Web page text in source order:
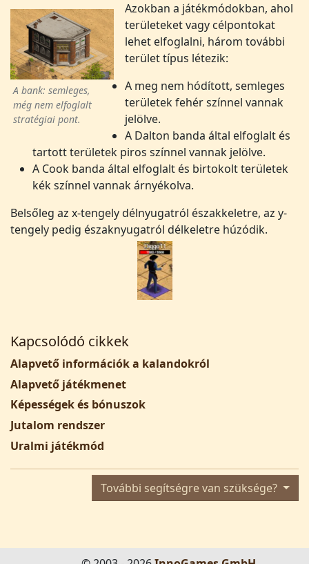
A bank: semleges,
még nem elfoglalt
stratégiai pont.
Azokban a játékmódokban, ahol
területeket vagy célpontokat
lehet elfoglalni, három további
terület típus létezik:
A meg nem hódított, semleges
területek fehér színnel vannak
jelölve.
A Dalton banda által elfoglalt és
tartott területek piros színnel vannak jelölve.
A Cook banda által elfoglalt és birtokolt területek
kék színnel vannak árnyékolva.
Belsőleg az x-tengely délnyugatról északkeletre, az y-
tengely pedig északnyugatról délkeletre húzódik.
Kapcsolódó cikkek
Alapvető információk a kalandokról
Alapvető játékmenet
Képességek és bónuszok
Jutalom rendszer
Uralmi játékmód
További segítségre van szüksége?